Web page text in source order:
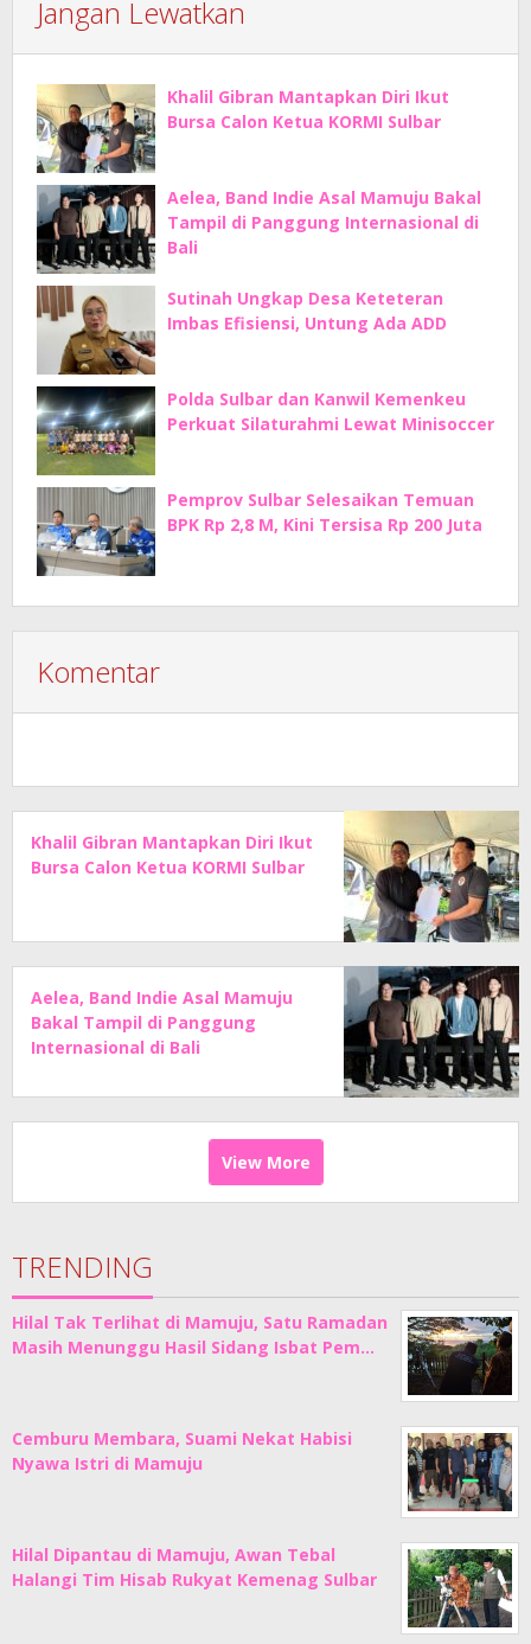
Jangan Lewatkan
Khalil Gibran Mantapkan Diri Ikut
Bursa Calon Ketua KORMI Sulbar
Aelea, Band Indie Asal Mamuju Bakal
Tampil di Panggung Internasional di
Bali
Sutinah Ungkap Desa Keteteran
Imbas Efisiensi, Untung Ada ADD
Polda Sulbar dan Kanwil Kemenkeu
Perkuat Silaturahmi Lewat Minisoccer
Pemprov Sulbar Selesaikan Temuan
BPK Rp 2,8 M, Kini Tersisa Rp 200 Juta
Komentar
Khalil Gibran Mantapkan Diri Ikut
Bursa Calon Ketua KORMI Sulbar
Aelea, Band Indie Asal Mamuju
Bakal Tampil di Panggung
Internasional di Bali
View More
TRENDING
Hilal Tak Terlihat di Mamuju, Satu Ramadan
Masih Menunggu Hasil Sidang Isbat Pem…
Cemburu Membara, Suami Nekat Habisi
Nyawa Istri di Mamuju
Hilal Dipantau di Mamuju, Awan Tebal
Halangi Tim Hisab Rukyat Kemenag Sulbar